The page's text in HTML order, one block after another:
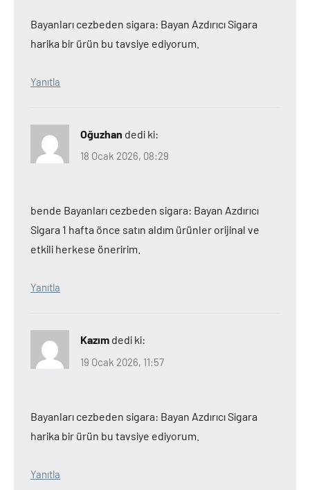
Bayanları cezbeden sigara: Bayan Azdırıcı Sigara
harika bir ürün bu tavsiye ediyorum.
Yanıtla
Oğuzhan dedi ki:
18 Ocak 2026, 08:29
bende Bayanları cezbeden sigara: Bayan Azdırıcı
Sigara 1 hafta önce satın aldım ürünler orijinal ve
etkili herkese öneririm.
Yanıtla
Kazım dedi ki:
19 Ocak 2026, 11:57
Bayanları cezbeden sigara: Bayan Azdırıcı Sigara
harika bir ürün bu tavsiye ediyorum.
Yanıtla